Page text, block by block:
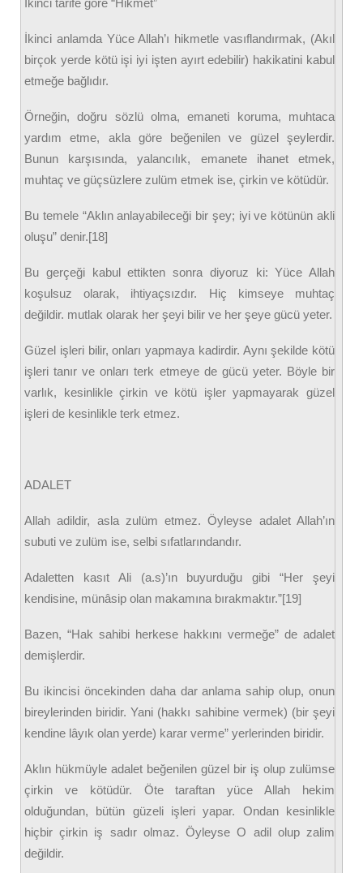
İkinci tarife göre “Hikmet”
İkinci anlamda Yüce Allah’ı hikmetle vasıflandırmak, (Akıl
birçok yerde kötü işi iyi işten ayırt edebilir) hakikatini kabul
etmeğe bağlıdır.
Örneğin, doğru sözlü olma, emaneti koruma, muhtaca
yardım etme, akla göre beğenilen ve güzel şeylerdir.
Bunun karşısında, yalancılık, emanete ihanet etmek,
muhtaç ve güçsüzlere zulüm etmek ise, çirkin ve kötüdür.
Bu temele “Aklın anlayabileceği bir şey; iyi ve kötünün akli
oluşu” denir.[18]
Bu gerçeği kabul ettikten sonra diyoruz ki: Yüce Allah
koşulsuz olarak, ihtiyaçsızdır. Hiç kimseye muhtaç
değildir. mutlak olarak her şeyi bilir ve her şeye gücü yeter.
Güzel işleri bilir, onları yapmaya kadirdir. Aynı şekilde kötü
işleri tanır ve onları terk etmeye de gücü yeter. Böyle bir
varlık, kesinlikle çirkin ve kötü işler yapmayarak güzel
işleri de kesinlikle terk etmez.
ADALET
Allah adildir, asla zulüm etmez. Öyleyse adalet Allah’ın
subuti ve zulüm ise, selbi sıfatlarındandır.
Adaletten kasıt Ali (a.s)’ın buyurduğu gibi “Her şeyi
kendisine, münâsip olan makamına bırakmaktır.”[19]
Bazen, “Hak sahibi herkese hakkını vermeğe” de adalet
demişlerdir.
Bu ikincisi öncekinden daha dar anlama sahip olup, onun
bireylerinden biridir. Yani (hakkı sahibine vermek) (bir şeyi
kendine lâyık olan yerde) karar verme” yerlerinden biridir.
Aklın hükmüyle adalet beğenilen güzel bir iş olup zulümse
çirkin ve kötüdür. Öte taraftan yüce Allah hekim
olduğundan, bütün güzeli işleri yapar. Ondan kesinlikle
hiçbir çirkin iş sadır olmaz. Öyleyse O adil olup zalim
değildir.